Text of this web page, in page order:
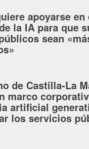
apoyarse en
la IA para que
sean
de Castilla-La
marco
artificial
los servicios